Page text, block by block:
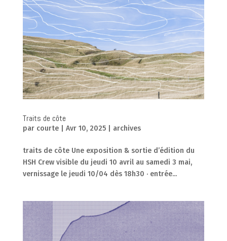
Traits de côte
par courte| Avr 10, 2025| archives
traits de côte Une exposition & sortie d’édition du
HSH Crew visible du jeudi 10 avril au samedi 3 mai,
vernissage le jeudi 10/04 dès 18h30 · entrée...